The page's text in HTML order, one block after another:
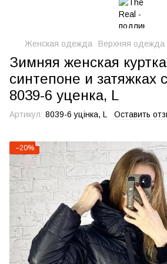
Женская одежда Верхняя одежда
Зимняя женская
синтепоне и затяжках
8039-6 уценка, L
Артикул: 8039-6 уцінка, L Оставить
−20%